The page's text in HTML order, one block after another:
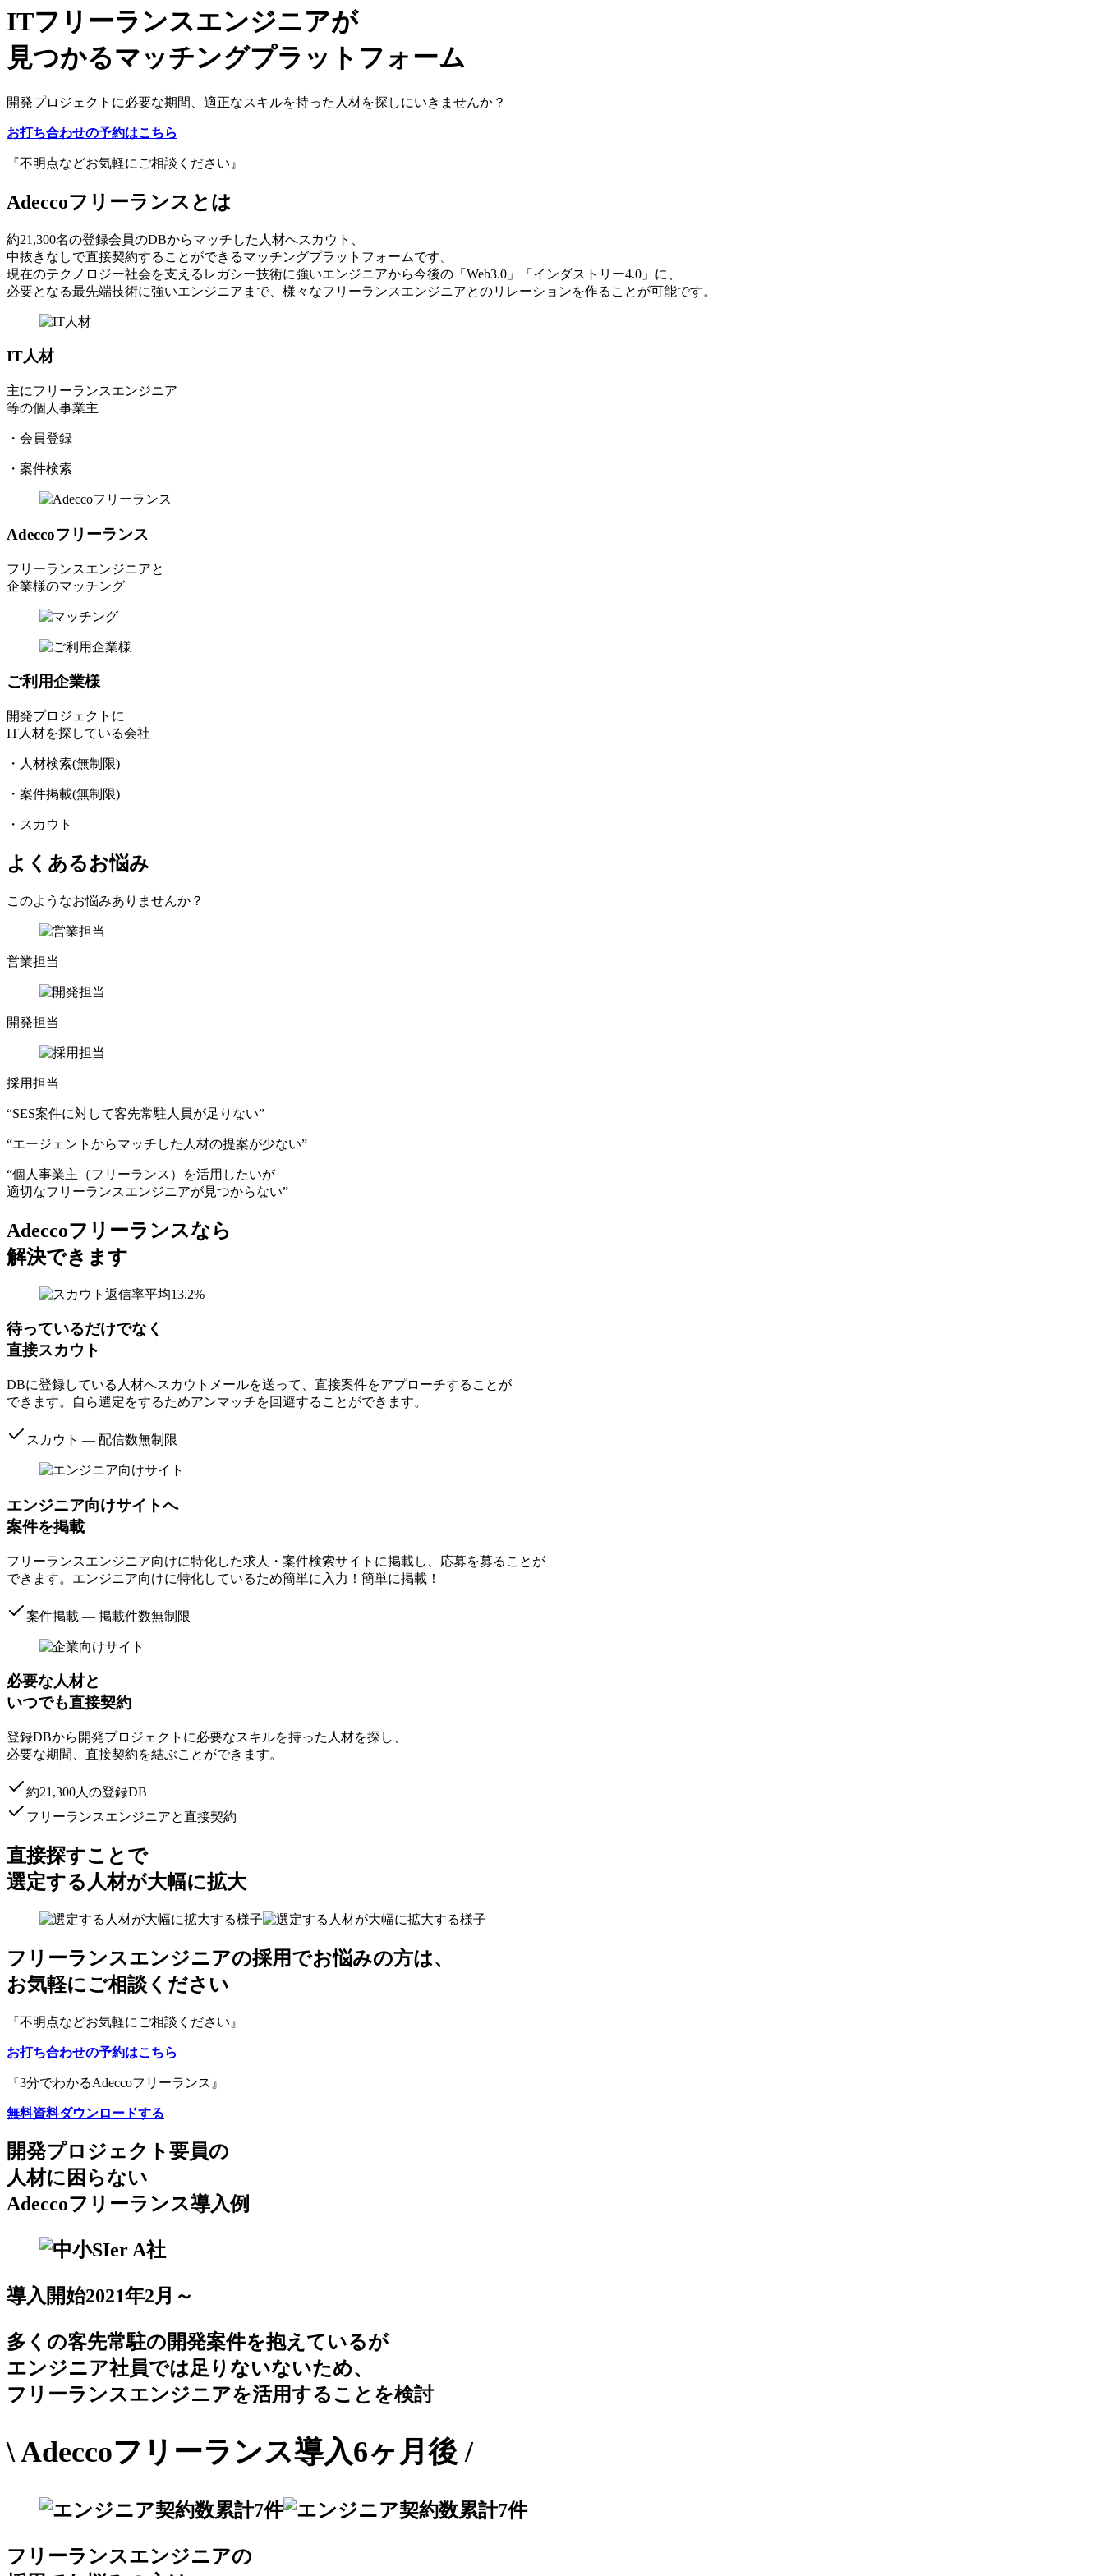
ITフリーランスエンジニアが
見つかるマッチングプラットフォーム
開発プロジェクトに必要な期間、適正なスキルを持った人材を探しにいきませんか？
お打ち合わせの予約はこちら
『不明点などお気軽にご相談ください』
Adeccoフリーランスとは
約21,300名の登録会員のDBからマッチした人材へスカウト、
中抜きなしで直接契約することができるマッチングプラットフォームです。
現在のテクノロジー社会を支えるレガシー技術に強いエンジニアから今後の「 Web3.0 」「 インダストリー4.0 」に、
必要となる最先端技術に強いエンジニアまで、様々なフリーランスエンジニアとのリレーションを作ることが可能です。
IT人材
主にフリーランスエンジニア
等の個人事業主
・会員登録
・案件検索
Adeccoフリーランス
フリーランスエンジニアと
企業様のマッチング
ご利用企業様
開発プロジェクトに
IT人材を探している会社
・人材検索(無制限)
・案件掲載(無制限)
・スカウト
よくあるお悩み
このようなお悩みありませんか？
営業担当
開発担当
採用担当
“SES案件に対して客先常駐人員が足りない”
“エージェントからマッチした人材の提案が少ない”
“個人事業主（フリーランス）を活用したいが
適切なフリーランスエンジニアが見つからない”
Adeccoフリーランスなら
解決できます
待っているだけでなく
直接スカウト
DBに登録している人材へスカウトメールを送って、直接案件をアプローチすることが
できます。
自ら選定をするためアンマッチを回避することができます。
スカウト ― 配信数無制限
エンジニア向けサイトへ
案件を掲載
フリーランスエンジニア向けに特化した求人・案件検索サイトに掲載し、応募を募ることが
できます。 エンジニア向けに特化しているため簡単に入力！簡単に掲載！
案件掲載 ― 掲載件数無制限
必要な人材と
いつでも直接契約
登録DBから開発プロジェクトに必要なスキルを持った人材を探し、
必要な期間、直接契約を結ぶことができます。
約21,300人の登録DB
フリーランスエンジニアと直接契約
直接探すことで
選定する人材が大幅に拡大
フリーランスエンジニアの採用でお悩みの方は、
お気軽にご相談ください
『不明点などお気軽にご相談ください』
お打ち合わせの予約はこちら
『3分でわかるAdeccoフリーランス』
無料資料ダウンロードする
開発プロジェクト要員の
人材に困らない
Adeccoフリーランス導入例
導入開始2021年2月～
多くの客先常駐の開発案件を抱えているが
エンジニア社員では足りないないため、
フリーランスエンジニアを活用することを検討
\ Adeccoフリーランス導入6ヶ月後 /
フリーランスエンジニアの